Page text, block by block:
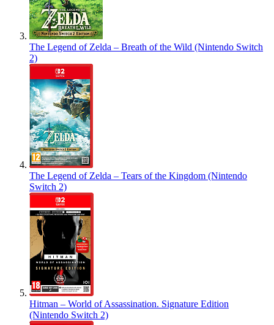
The Legend of Zelda – Breath of the Wild (Nintendo Switch
2)
The Legend of Zelda – Tears of the Kingdom (Nintendo
Switch 2)
Hitman – World of Assassination. Signature Edition
(Nintendo Switch 2)